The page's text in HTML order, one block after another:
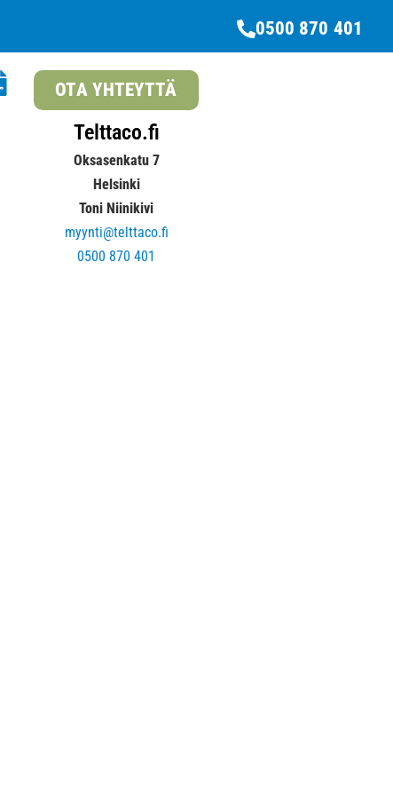
0500 870 401
OTA YHTEYTTÄ
Telttaco.fi
Oksasenkatu 7
Helsinki
Toni Niinikivi
myynti@telttaco.fi
0500 870 401